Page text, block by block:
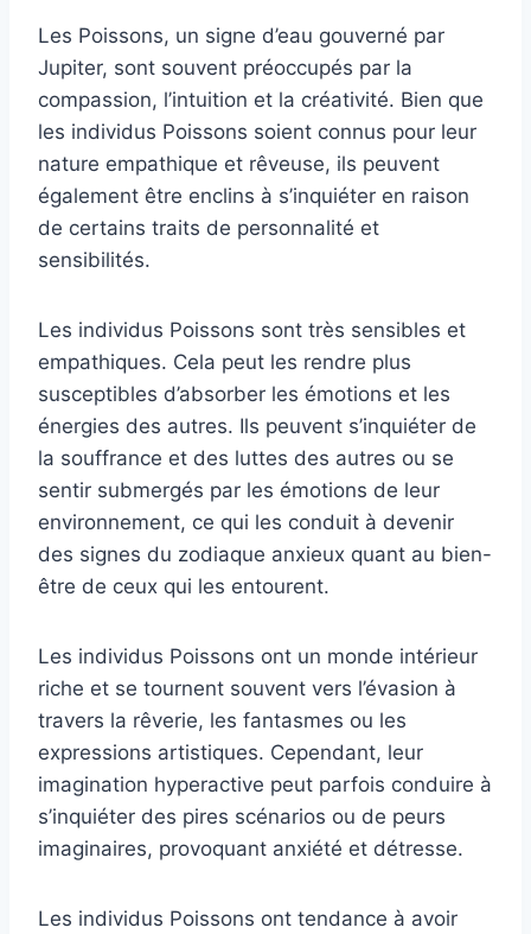
Les Poissons, un signe d’eau gouverné par
Jupiter, sont souvent préoccupés par la
compassion, l’intuition et la créativité. Bien que
les individus Poissons soient connus pour leur
nature empathique et rêveuse, ils peuvent
également être enclins à s’inquiéter en raison
de certains traits de personnalité et
sensibilités.
Les individus Poissons sont très sensibles et
empathiques. Cela peut les rendre plus
susceptibles d’absorber les émotions et les
énergies des autres. Ils peuvent s’inquiéter de
la souffrance et des luttes des autres ou se
sentir submergés par les émotions de leur
environnement, ce qui les conduit à devenir
des signes du zodiaque anxieux quant au bien-
être de ceux qui les entourent.
Les individus Poissons ont un monde intérieur
riche et se tournent souvent vers l’évasion à
travers la rêverie, les fantasmes ou les
expressions artistiques. Cependant, leur
imagination hyperactive peut parfois conduire à
s’inquiéter des pires scénarios ou de peurs
imaginaires, provoquant anxiété et détresse.
Les individus Poissons ont tendance à avoir